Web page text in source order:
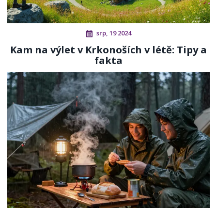
srp, 19 2024
Kam na výlet v Krkonoších v létě: Tipy a
fakta